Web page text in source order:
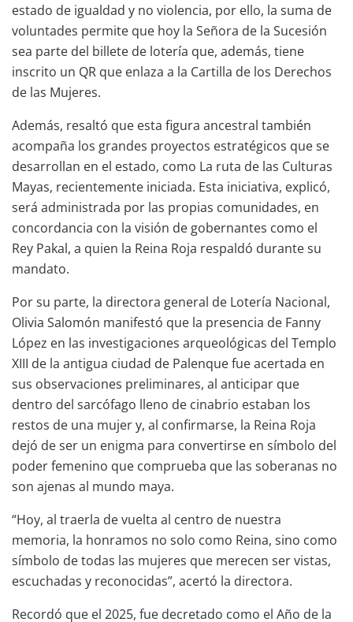
estado de igualdad y no violencia, por ello, la suma de
voluntades permite que hoy la Señora de la Sucesión
sea parte del billete de lotería que, además, tiene
inscrito un QR que enlaza a la Cartilla de los Derechos
de las Mujeres.
Además, resaltó que esta figura ancestral también
acompaña los grandes proyectos estratégicos que se
desarrollan en el estado, como La ruta de las Culturas
Mayas, recientemente iniciada. Esta iniciativa, explicó,
será administrada por las propias comunidades, en
concordancia con la visión de gobernantes como el
Rey Pakal, a quien la Reina Roja respaldó durante su
mandato.
Por su parte, la directora general de Lotería Nacional,
Olivia Salomón manifestó que la presencia de Fanny
López en las investigaciones arqueológicas del Templo
XIII de la antigua ciudad de Palenque fue acertada en
sus observaciones preliminares, al anticipar que
dentro del sarcófago lleno de cinabrio estaban los
restos de una mujer y, al confirmarse, la Reina Roja
dejó de ser un enigma para convertirse en símbolo del
poder femenino que comprueba que las soberanas no
son ajenas al mundo maya.
“Hoy, al traerla de vuelta al centro de nuestra
memoria, la honramos no solo como Reina, sino como
símbolo de todas las mujeres que merecen ser vistas,
escuchadas y reconocidas”, acertó la directora.
Recordó que el 2025, fue decretado como el Año de la